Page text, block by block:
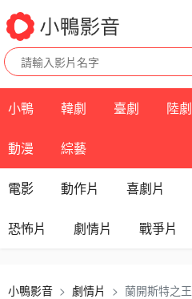
小鴨 韓劇 臺劇 陸劇
動漫 綜藝
電影 動作片 喜劇片
恐怖片 劇情片 戰爭片
小鴨影音 劇情片 蘭開斯特之王